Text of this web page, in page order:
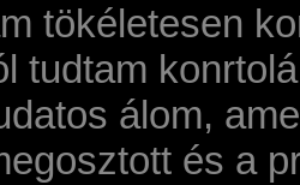
tökéletesen
tudtam
álom,
és a